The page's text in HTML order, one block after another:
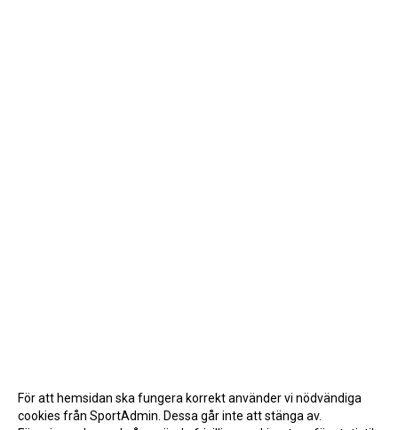
För att hemsidan ska fungera korrekt använder vi nödvändiga
cookies från SportAdmin. Dessa går inte att stänga av.